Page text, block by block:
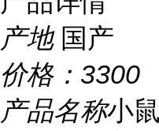
产地 国产
价格： 3300
产品名称小